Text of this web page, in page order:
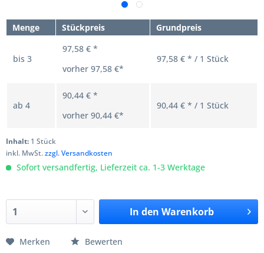
Menge Stückpreis Grundpreis
bis 3
97,58 € *
vorher 97,58 €*
97,58 € * / 1 Stück
ab 4
90,44 € *
vorher 90,44 €*
90,44 € * / 1 Stück
Inhalt: 1 Stück
inkl. MwSt.zzgl. Versandkosten
Sofort versandfertig, Lieferzeit ca. 1-3 Werktage
In den Warenkorb
Merken Bewerten